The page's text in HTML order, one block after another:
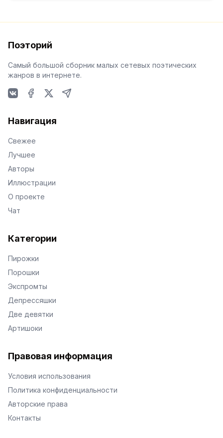
Поэторий
Самый большой сборник малых сетевых поэтических
жанров в интернете.
Навигация
Свежее
Лучшее
Авторы
Иллюстрации
О проекте
Чат
Категории
Пирожки
Порошки
Экспромты
Депрессяшки
Две девятки
Артишоки
Правовая информация
Условия использования
Политика конфиденциальности
Авторские права
Контакты